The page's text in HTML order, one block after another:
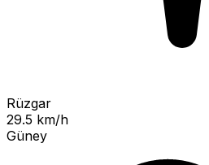
Rüzgar
29.5 km/h
Güney